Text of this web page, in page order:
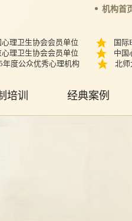
机构首
心理卫生协会会员单位
国际
心理卫生协会会员单位
中国
年度公众优秀心理机构
北师
培训 经典案例